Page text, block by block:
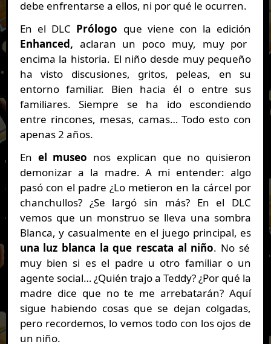
debe enfrentarse a ellos, ni por qué le ocurren.
En el DLC Prólogo que viene con la edición
Enhanced, aclaran un poco muy, muy por
encima la historia. El niño desde muy pequeño
ha visto discusiones, gritos, peleas, en su
entorno familiar. Bien hacia él o entre sus
familiares. Siempre se ha ido escondiendo
entre rincones, mesas, camas… Todo esto con
apenas 2 años.
En el museo nos explican que no quisieron
demonizar a la madre. A mi entender: algo
pasó con el padre ¿Lo metieron en la cárcel por
chanchullos? ¿Se largó sin más? En el DLC
vemos que un monstruo se lleva una sombra
Blanca, y casualmente en el juego principal, es
una luz blanca la que rescata al niño. No sé
muy bien si es el padre u otro familiar o un
agente social… ¿Quién trajo a Teddy? ¿Por qué la
madre dice que no te me arrebatarán? Aquí
sigue habiendo cosas que se dejan colgadas,
pero recordemos, lo vemos todo con los ojos de
un niño.